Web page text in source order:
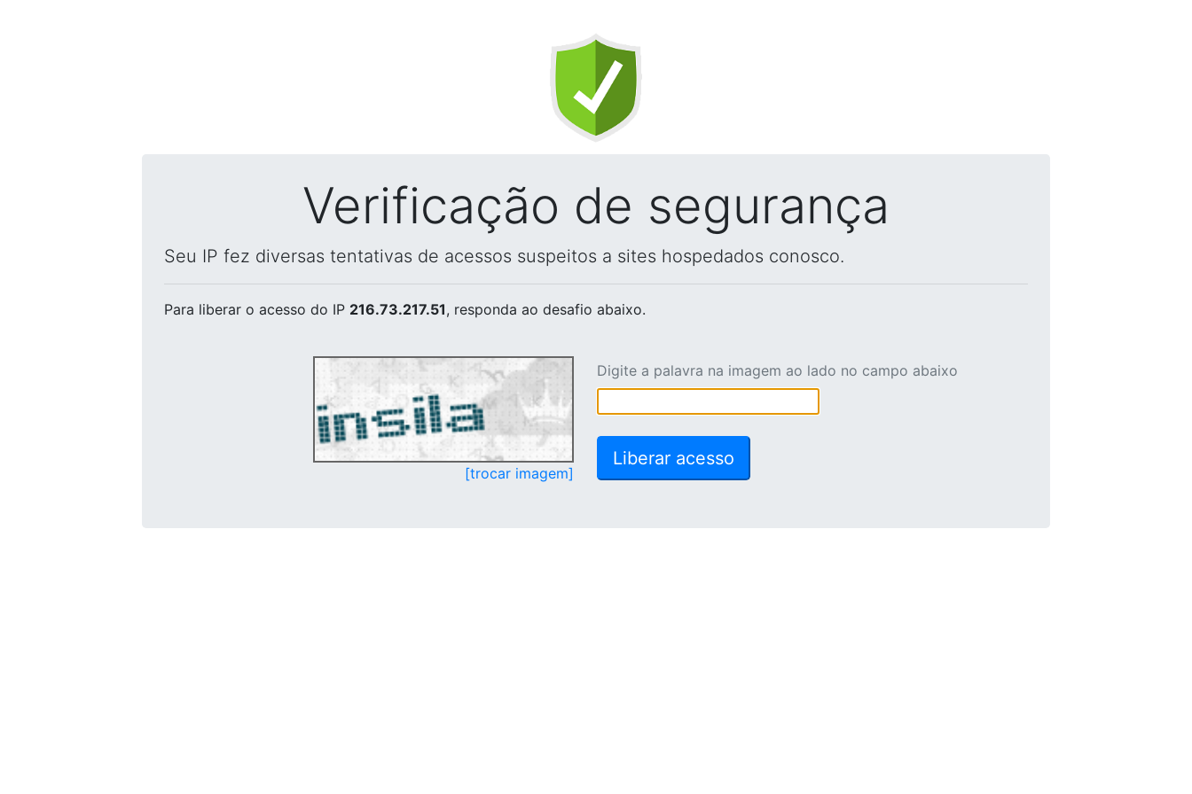
Verificação de segurança
Seu IP fez diversas tentativas de acessos suspeitos a sites hospedados conosco.
Para liberar o acesso do IP 216.73.217.51, responda ao desafio abaixo.
[trocar imagem]
Digite a palavra na imagem ao lado no campo abaixo